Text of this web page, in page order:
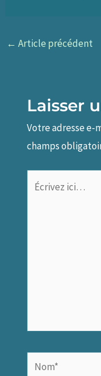
← Article précédent
Laisser
Votre adresse e-
champs
Écrivez
Nom*